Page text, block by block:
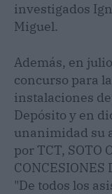
investigados
Miguel.
Además, en
concurso para
instalaciones
Depósito y en
unanimidad su
por TCT, SOTO
CONCESIONES
"De todos los